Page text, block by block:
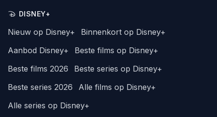
DISNEY+
Nieuw op Disney+
Binnenkort op Disney+
Aanbod Disney+
Beste films op Disney+
Beste films 2026
Beste series op Disney+
Beste series 2026
Alle films op Disney+
Alle series op Disney+